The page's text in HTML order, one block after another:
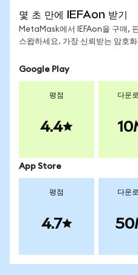
몇 초 만에 IEFAon 받기
MetaMask에서 IEFAon을 구매,
스왑하세요. 가장 신뢰받는 암호
Google Play
평점
4.4
다운
App Store
평점
4.7
다운